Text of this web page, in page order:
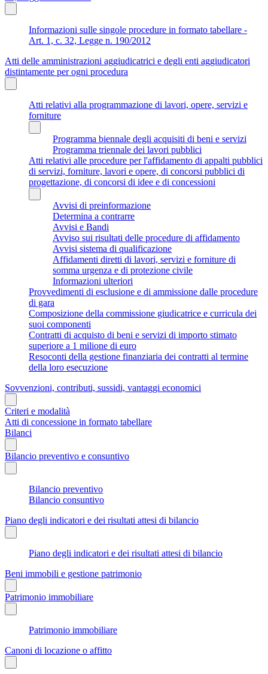
Informazioni sulle singole procedure in formato tabellare -
Art. 1, c. 32, Legge n. 190/2012
Atti delle amministrazioni aggiudicatrici e degli enti aggiudicatori
distintamente per ogni procedura
Atti relativi alla programmazione di lavori, opere, servizi e
forniture
Programma biennale degli acquisiti di beni e servizi
Programma triennale dei lavori pubblici
Atti relativi alle procedure per l'affidamento di appalti pubblici
di servizi, forniture, lavori e opere, di concorsi pubblici di
progettazione, di concorsi di idee e di concessioni
Avvisi di preinformazione
Determina a contrarre
Avvisi e Bandi
Avviso sui risultati delle procedure di affidamento
Avvisi sistema di qualificazione
Affidamenti diretti di lavori, servizi e forniture di
somma urgenza e di protezione civile
Informazioni ulteriori
Provvedimenti di esclusione e di ammissione dalle procedure
di gara
Composizione della commissione giudicatrice e curricula dei
suoi componenti
Contratti di acquisto di beni e servizi di importo stimato
superiore a 1 milione di euro
Resoconti della gestione finanziaria dei contratti al termine
della loro esecuzione
Sovvenzioni, contributi, sussidi, vantaggi economici
Criteri e modalità
Atti di concessione in formato tabellare
Bilanci
Bilancio preventivo e consuntivo
Bilancio preventivo
Bilancio consuntivo
Piano degli indicatori e dei risultati attesi di bilancio
Piano degli indicatori e dei risultati attesi di bilancio
Beni immobili e gestione patrimonio
Patrimonio immobiliare
Patrimonio immobiliare
Canoni di locazione o affitto